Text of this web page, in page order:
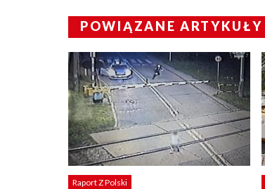
POWIĄZANE ARTYKUŁY
Raport Z Polski